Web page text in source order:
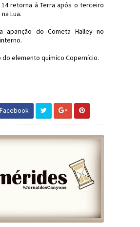
retorna à Terra após o terceiro
Lua.
aparição do Cometa Halley no
do elemento químico Copernício.
Facebook